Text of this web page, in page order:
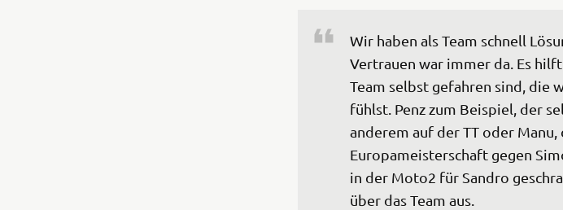
Wir haben als Team schnell
Vertrauen war immer da. Es
Team selbst gefahren sind, die
fühlst. Penz zum Beispiel, der
anderem auf der TT oder
Europameisterschaft gegen
in der Moto2 für Sandro
über das Team aus.